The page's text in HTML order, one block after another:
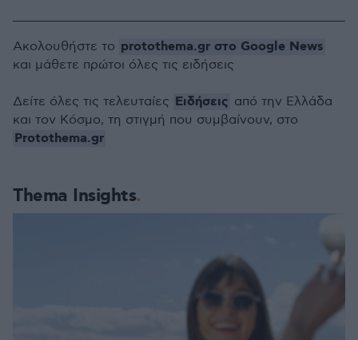
Thema Insights
Ακολουθήστε το protothema.gr στο Google News
και μάθετε πρώτοι όλες τις ειδήσεις
Δείτε όλες τις τελευταίες Ειδήσεις από την Ελλάδα
και τον Κόσμο, τη στιγμή που συμβαίνουν, στο
Protothema.gr